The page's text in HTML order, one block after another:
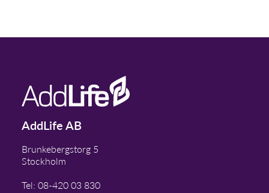
AddLife AB
Brunkebergstorg 5
Stockholm
Tel: 08-420 03 830